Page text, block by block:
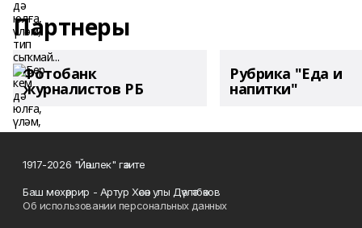
Партнеры
Фотобанк
журналистов РБ
Рубрика "Еда и
напитки"
1917-2026 "Йәшлек" гәзите
Баш мөхәррир - Артур Хәсән улы Дәүләтбәков
Об использовании персональных данных